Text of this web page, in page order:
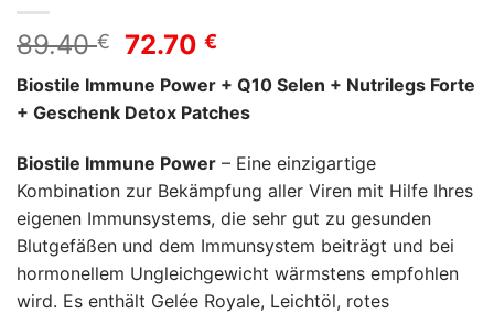
89.40€
Ursprünglicher
war:
89.40 €
72.70€Aktueller
ist:
72.70 €.
Biostile Immune Power + Q10 Selen + Nutrilegs Forte
+ Geschenk Detox Patches
Biostile Immune Power – Eine einzigartige
Kombination zur Bekämpfung aller Viren mit Hilfe Ihres
eigenen Immunsystems, die sehr gut zu gesunden
Blutgefäßen und dem Immunsystem beiträgt und bei
hormonellem Ungleichgewicht wärmstens empfohlen
wird. Es enthält Gelée Royale, Leichtöl, rotes